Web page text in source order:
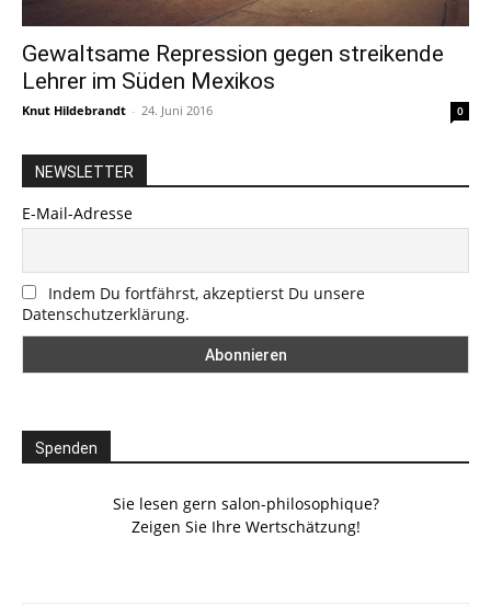
Gewaltsame Repression gegen streikende
Lehrer im Süden Mexikos
Knut Hildebrandt - 24. Juni 2016 0
NEWSLETTER
E-Mail-Adresse
Indem Du fortfährst, akzeptierst Du unsere
Datenschutzerklärung.
Spenden
Sie lesen gern salon-philosophique?
Zeigen Sie Ihre Wertschätzung!